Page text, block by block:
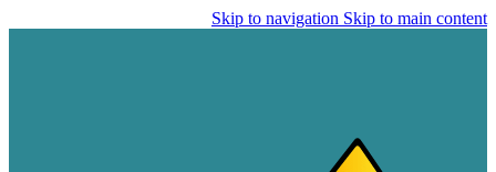
Skip to navigation Skip to main content